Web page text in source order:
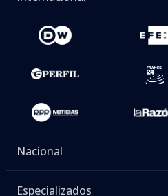
Nacional
Especializados